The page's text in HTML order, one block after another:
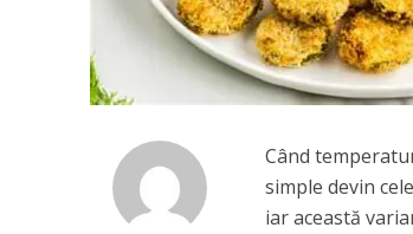
Când
simple devin
iar această